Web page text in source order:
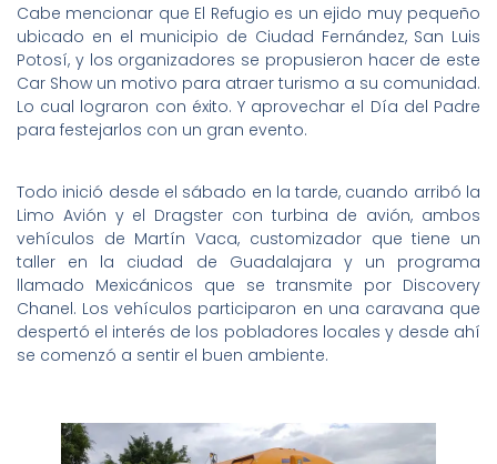
Cabe mencionar que El Refugio es un ejido muy pequeño
ubicado en el municipio de Ciudad Fernández, San Luis
Potosí, y los organizadores se propusieron hacer de este
Car Show un motivo para atraer turismo a su comunidad.
Lo cual lograron con éxito. Y aprovechar el Día del Padre
para festejarlos con un gran evento.
Todo inició desde el sábado en la tarde, cuando arribó la
Limo Avión y el Dragster con turbina de avión, ambos
vehículos de Martín Vaca, customizador que tiene un
taller en la ciudad de Guadalajara y un programa
llamado Mexicánicos que se transmite por Discovery
Chanel. Los vehículos participaron en una caravana que
despertó el interés de los pobladores locales y desde ahí
se comenzó a sentir el buen ambiente.